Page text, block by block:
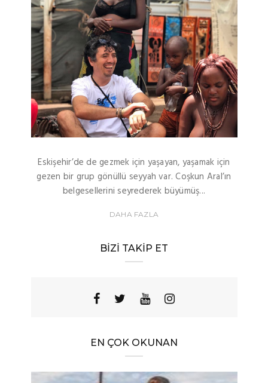
Eskişehir’de de gezmek için yaşayan, yaşamak için
gezen bir grup gönüllü seyyah var. Coşkun Aral’ın
belgesellerini seyrederek büyümüş...
DAHA FAZLA
BIZI TAKIP ET
EN ÇOK OKUNAN